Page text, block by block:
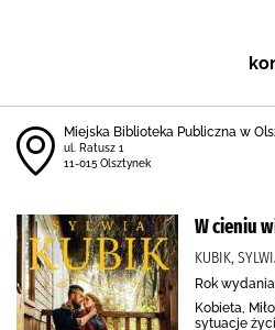
Miejska Biblioteka Publiczna w
ul. Ratusz 1
11-015 Olsztynek
W cieniu
KUBIK,
Rok
Kobieta,
sytuacje